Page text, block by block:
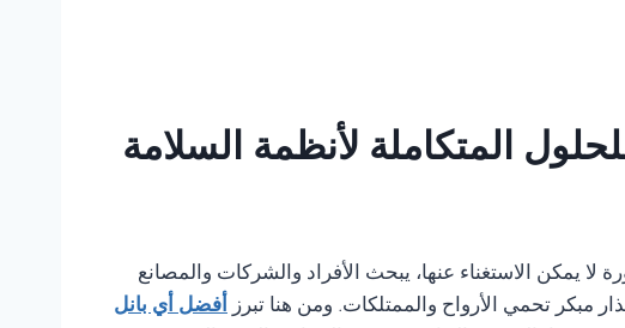
ضرورة لا يمكن الاستغناء عنها، يبحث الأفراد والشركات والمصانع
مبكر تحمي الأرواح والممتلكات. ومن هنا تبرز أفضل أي بانل